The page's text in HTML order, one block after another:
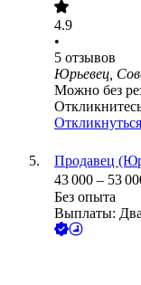
4.9
•
5 отзывов
Юрьевец,
Можно без
Откликнуться
Продавец
43 000 – 53
Без опыта
Выплаты: Два